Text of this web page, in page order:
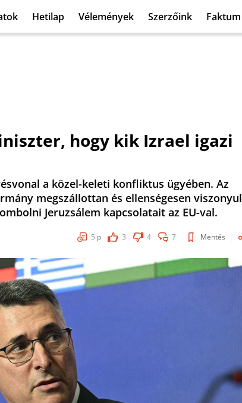
Hetilap Vélemények Szerzőink Faktum
hogy kik Izrael igazi
a közel-keleti konfliktus ügyében. Az
megszállottan és ellenségesen viszonyul
Jeruzsálem kapcsolatait az EU-val.
5 p 3 4 7 Mentés